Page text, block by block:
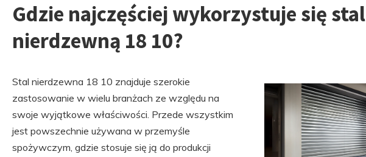
Gdzie najczęściej wykorzystuje się stal
nierdzewną 18 10?
Stal nierdzewna 18 10 znajduje szerokie
zastosowanie w wielu branżach ze względu na
swoje wyjątkowe właściwości. Przede wszystkim
jest powszechnie używana w przemyśle
spożywczym, gdzie stosuje się ją do produkcji